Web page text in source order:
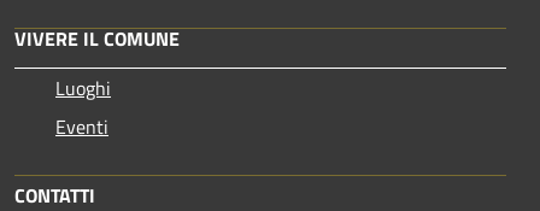
VIVERE IL COMUNE
Luoghi
Eventi
CONTATTI